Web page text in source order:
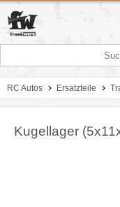
RC Autos Ersatzteile
Kugellager